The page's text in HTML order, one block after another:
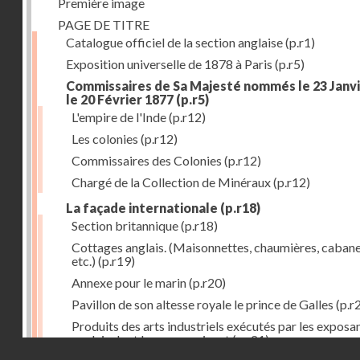
PAGE DE TITRE
Catalogue officiel de la section anglaise(p.r1)
Exposition universelle de 1878 à Paris (p.r5)
Commissaires de Sa Majesté nommés le 23
le 20 Février 1877 (p.r5)
L'empire de l'Inde(p.r12)
Les colonies (p.r12)
Commissaires des Colonies (p.r12)
Chargé de la Collection de Minéraux(p.r12)
La façade internationale (p.r18)
Section britannique(p.r18)
Cottages anglais. (Maisonnettes, chaumières,
etc.) (p.r19)
Annexe pour le marin(p.r20)
Pavillon de son altesse royale le prince de Galles
Produits des arts industriels exécutés par les
anglais dont les noms suivent(p.r21)